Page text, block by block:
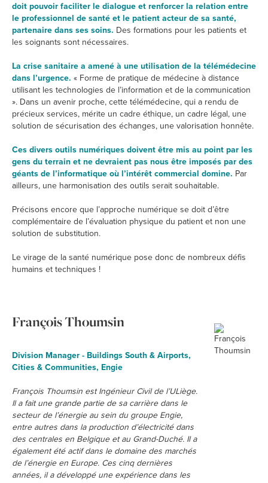
doit pouvoir faciliter le dialogue et renforcer la relation entre
le professionnel de santé et le patient acteur de sa santé,
partenaire dans ses soins. Des formations pour les patients et
les soignants sont nécessaires.
La crise sanitaire a amené à une utilisation de la télémédecine
dans l’urgence. « Forme de pratique de médecine à distance
utilisant les technologies de l’information et de la communication
». Dans un avenir proche, cette télémédecine, qui a rendu de
précieux services, mérite un cadre éthique, un cadre légal, une
solution de sécurisation des échanges, une valorisation honnête.
Ces divers outils numériques doivent être mis au point par les
gens du terrain et ne devraient pas nous être imposés par des
géants de l’informatique où l’intérêt commercial domine. Par
ailleurs, une harmonisation des outils serait souhaitable.
Précisons encore que l’approche numérique se doit d’être
complémentaire de l’évaluation physique du patient et non une
solution de substitution.
Le virage de la santé numérique pose donc de nombreux défis
humains et techniques !
François Thoumsin
Division Manager - Buildings South & Airports,
Cities & Communities, Engie
François Thoumsin est Ingénieur Civil de l’ULiège.
Il a fait une grande partie de sa carrière dans le
secteur de l’énergie au sein du groupe Engie,
entre autres dans la production d’électricité dans
des centrales en Belgique et au Grand-Duché. Il a
également été actif dans le domaine des marchés
de l’énergie en Europe. Ces cinq dernières
années, il a développé une expérience dans les